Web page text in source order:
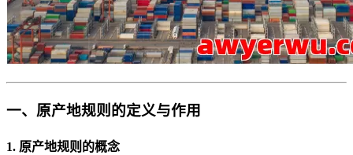
一、原产地规则的定义与作用
1. 原产地规则的概念